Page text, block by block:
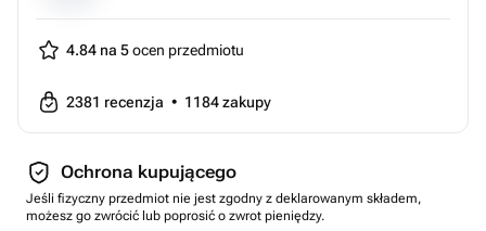
4.84 na 5ocen przedmiotu
2381 recenzja • 1184zakupy
Ochrona kupującego
Jeśli fizyczny przedmiot nie jest zgodny z deklarowanym składem,
możesz go zwrócić lub poprosić o zwrot pieniędzy.